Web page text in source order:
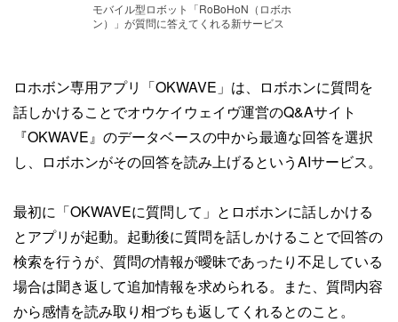
モバイル型ロボット「RoBoHoN（ロボホ
ン）」が質問に答えてくれる新サービス
ロホボン専用アプリ「OKWAVE」は、ロボホンに質問を
話しかけることでオウケイウェイヴ運営のQ&Aサイト
『OKWAVE』のデータベースの中から最適な回答を選択
し、ロボホンがその回答を読み上げるというAIサービス。
最初に「OKWAVEに質問して」とロボホンに話しかける
とアプリが起動。起動後に質問を話しかけることで回答の
検索を行うが、質問の情報が曖昧であったり不足している
場合は聞き返して追加情報を求められる。また、質問内容
から感情を読み取り相づちも返してくれるとのこと。